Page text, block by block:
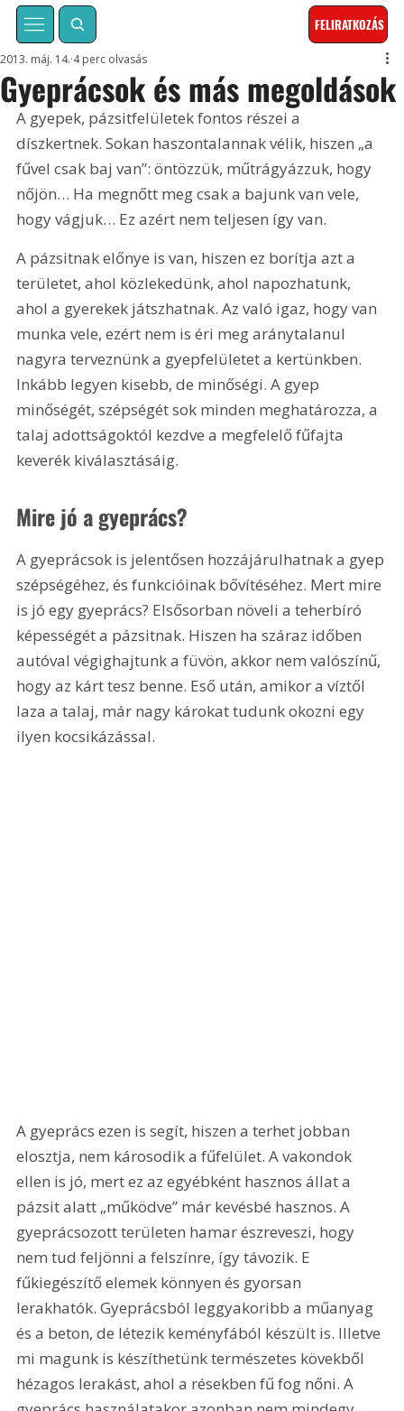
FELIRATKOZÁS
Gyeprácsok és más megoldások
2013. máj. 14. 4 perc olvasás
A gyepek, pázsitfelületek fontos részei a
díszkertnek. Sokan haszontalannak vélik, hiszen „a
fűvel csak baj van”: öntözzük, műtrágyázzuk, hogy
nőjön… Ha megnőtt meg csak a bajunk van vele,
hogy vágjuk… Ez azért nem teljesen így van.
A pázsitnak előnye is van, hiszen ez borítja azt a
területet, ahol közlekedünk, ahol napozhatunk,
ahol a gyerekek játszhatnak. Az való igaz, hogy van
munka vele, ezért nem is éri meg aránytalanul
nagyra terveznünk a gyepfelületet a kertünkben.
Inkább legyen kisebb, de minőségi. A gyep
minőségét, szépségét sok minden meghatározza, a
talaj adottságoktól kezdve a megfelelő fűfajta
keverék kiválasztásáig.
Mire jó a gyeprács?
A gyeprácsok is jelentősen hozzájárulhatnak a gyep
szépségéhez, és funkcióinak bővítéséhez. Mert mire
is jó egy gyeprács? Elsősorban növeli a teherbíró
képességét a pázsitnak. Hiszen ha száraz időben
autóval végighajtunk a füvön, akkor nem valószínű,
hogy az kárt tesz benne. Eső után, amikor a víztől
laza a talaj, már nagy károkat tudunk okozni egy
ilyen kocsikázással.
A gyeprács ezen is segít, hiszen a terhet jobban
elosztja, nem károsodik a fűfelület. A vakondok
ellen is jó, mert ez az egyébként hasznos állat a
pázsit alatt „működve” már kevésbé hasznos. A
gyeprácsozott területen hamar észreveszi, hogy
nem tud feljönni a felszínre, így távozik. E
fűkiegészítő elemek könnyen és gyorsan
lerakhatók. Gyeprácsból leggyakoribb a műanyag
és a beton, de létezik keményfából készült is. Illetve
mi magunk is készíthetünk természetes kövekből
hézagos lerakást, ahol a résekben fű fog nőni. A